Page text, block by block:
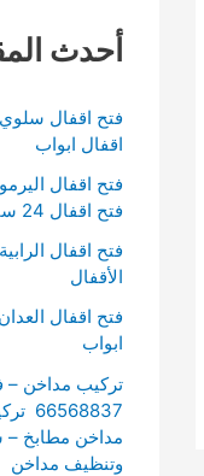
ث
ن
:
أحدث
اقفال ابواب
فتح اقفال 24 ساعه
الأقفال
ابواب
تركيب مداخن –
مداخن مطابخ
وتنظيف مداخن